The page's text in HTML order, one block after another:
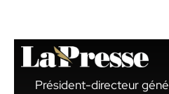
Président-directeur